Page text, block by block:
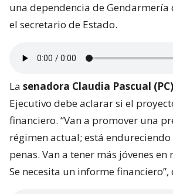
una dependencia de Gendarmería
el secretario de Estado.
La senadora Claudia Pascual (PC)
Ejecutivo debe aclarar si el
financiero. “Van a promover una
régimen actual; está
penas. Van a tener más jóvenes
Se necesita un informe financiero”,